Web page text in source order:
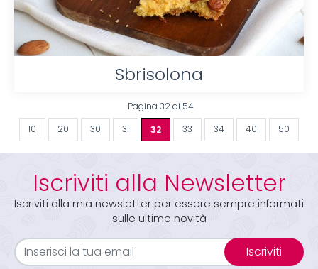
Sbrisolona
Pagina 32 di 54
10 20 30 31 32 33 34 40 50
Iscriviti alla Newsletter
Iscriviti alla mia newsletter per essere sempre informati
sulle ultime novità
Iscriviti